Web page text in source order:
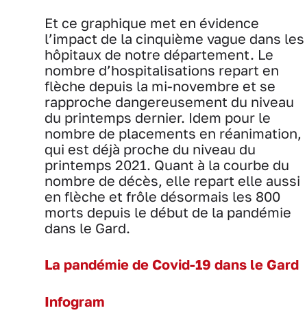
Et ce graphique met en évidence
l’impact de la cinquième vague dans les
hôpitaux de notre département. Le
nombre d’hospitalisations repart en
flèche depuis la mi-novembre et se
rapproche dangereusement du niveau
du printemps dernier. Idem pour le
nombre de placements en réanimation,
qui est déjà proche du niveau du
printemps 2021. Quant à la courbe du
nombre de décès, elle repart elle aussi
en flèche et frôle désormais les 800
morts depuis le début de la pandémie
dans le Gard.
La pandémie de Covid-19 dans le Gard
Infogram